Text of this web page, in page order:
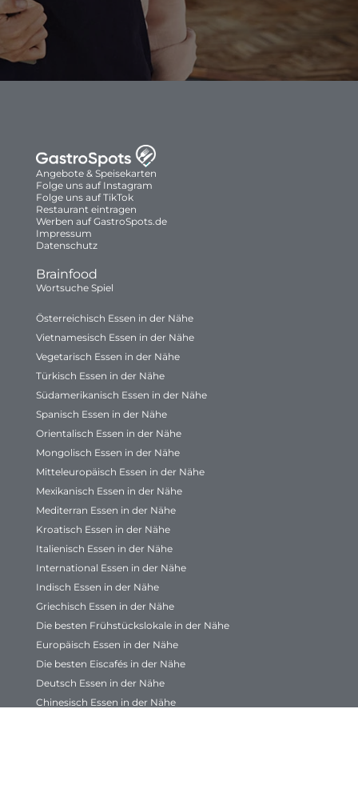
Angebote & Speisekarten
Folge uns auf Instagram
Folge uns auf TikTok
Restaurant eintragen
Werben auf GastroSpots.de
Impressum
Datenschutz
Brainfood
Wortsuche Spiel
Österreichisch Essen in der Nähe
Vietnamesisch Essen in der Nähe
Vegetarisch Essen in der Nähe
Türkisch Essen in der Nähe
Südamerikanisch Essen in der Nähe
Spanisch Essen in der Nähe
Orientalisch Essen in der Nähe
Mongolisch Essen in der Nähe
Mitteleuropäisch Essen in der Nähe
Mexikanisch Essen in der Nähe
Mediterran Essen in der Nähe
Kroatisch Essen in der Nähe
Italienisch Essen in der Nähe
International Essen in der Nähe
Indisch Essen in der Nähe
Griechisch Essen in der Nähe
Die besten Frühstückslokale in der Nähe
Europäisch Essen in der Nähe
Die besten Eiscafés in der Nähe
Deutsch Essen in der Nähe
Chinesisch Essen in der Nähe